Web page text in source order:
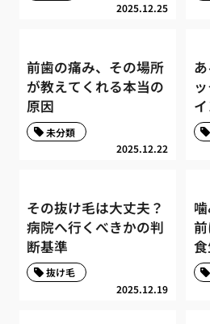
2025.12.25
前歯の痛み、その場所
が教えてくれる本当の
原因
2025.12.22
未分類
その抜け毛は大丈夫？
病院へ行くべきかの判
断基準
2025.12.19
抜け毛